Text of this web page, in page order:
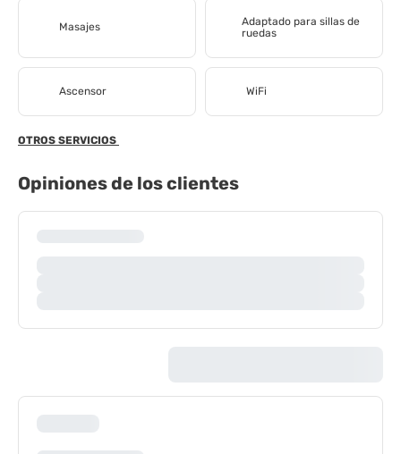
Masajes
Adaptado para sillas de
ruedas
Ascensor WiFi
OTROS SERVICIOS
Opiniones de los clientes